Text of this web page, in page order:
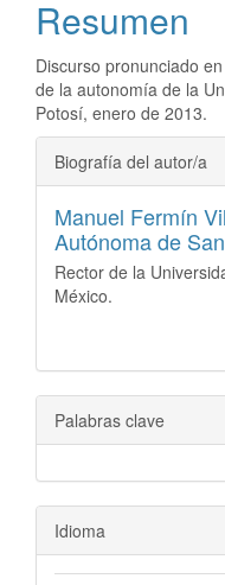
Resumen
Discurso pronunciado
de la autonomía de la
Potosí, enero de 2013.
Biografía del autor/a
Manuel Fermín
Autónoma de
Rector de la
México.
Palabras clave
Idioma